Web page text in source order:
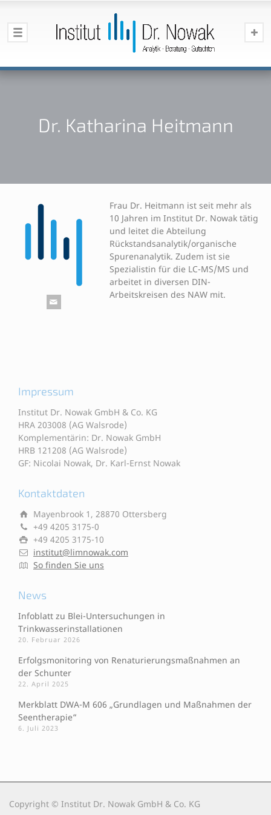
Dr. Katharina Heitmann
Frau Dr. Heitmann ist seit mehr als
10 Jahren im Institut Dr. Nowak tätig
und leitet die Abteilung
Rückstandsanalytik/organische
Spurenanalytik. Zudem ist sie
Spezialistin für die LC-MS/MS und
arbeitet in diversen DIN-
Arbeitskreisen des NAW mit.
Impressum
Institut Dr. Nowak GmbH & Co. KG
HRA 203008 (AG Walsrode)
Komplementärin: Dr. Nowak GmbH
HRB 121208 (AG Walsrode)
GF: Nicolai Nowak, Dr. Karl-Ernst Nowak
Kontaktdaten
Mayenbrook 1, 28870 Ottersberg
+49 4205 3175-0
+49 4205 3175-10
institut@limnowak.com
So finden Sie uns
News
Infoblatt zu Blei-Untersuchungen in
Trinkwasserinstallationen
20. Februar 2026
Erfolgsmonitoring von Renaturierungsmaßnahmen an
der Schunter
22. April 2025
Merkblatt DWA-M 606 „Grundlagen und Maßnahmen der
Seentherapie“
6. Juli 2023
Copyright © Institut Dr. Nowak GmbH & Co. KG